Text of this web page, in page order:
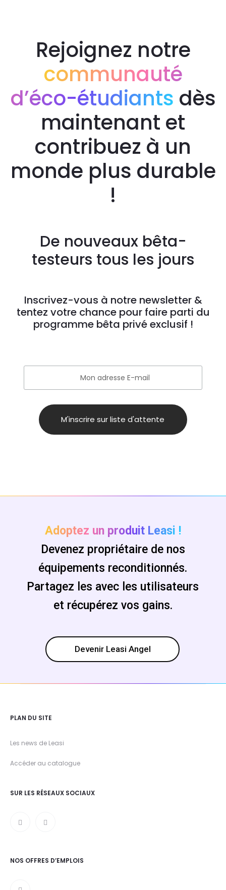
Rejoignez notre
communauté
d’éco-étudiants dès
maintenant et
contribuez à un
monde plus durable
!
De nouveaux bêta-
testeurs tous les jours
Inscrivez-vous à notre newsletter &
tentez votre chance pour faire parti du
programme bêta privé exclusif !
Devenir Leasi Angel
Adoptez un produit Leasi !
Devenez propriétaire de nos
équipements reconditionnés.
Partagez les avec les utilisateurs
et récupérez vos gains.
PLAN DU SITE
Les news de Leasi
Accéder au catalogue
SUR LES RÉSEAUX SOCIAUX
NOS OFFRES D’EMPLOIS